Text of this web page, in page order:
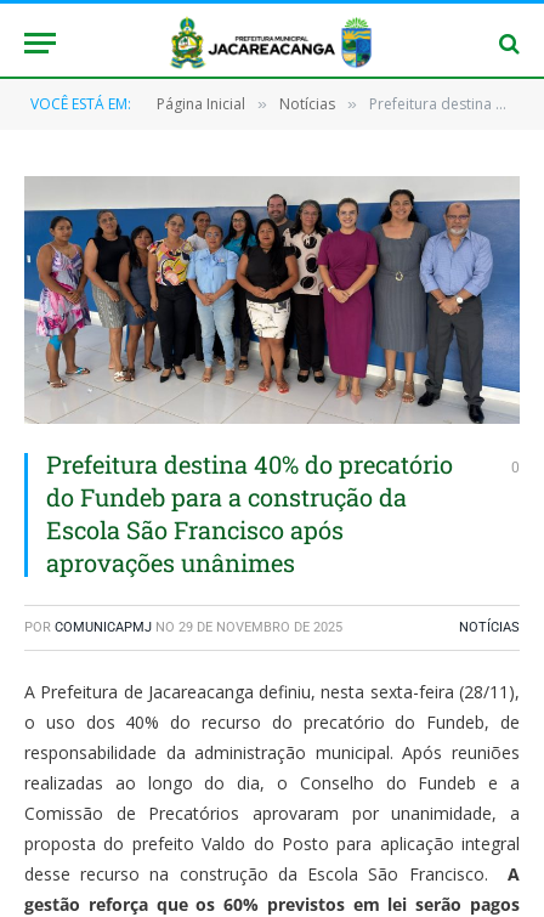
VOCÊ ESTÁ EM: Página Inicial » Notícias » Prefeitura destina 40% do precatório do Fundeb para a construção da Escola São Francisco após aprovações unânimes
Prefeitura destina 40% do precatório
do Fundeb para a construção da
Escola São Francisco após
aprovações unânimes
0
POR COMUNICAPMJ NO 29 DE NOVEMBRO DE 2025 NOTÍCIAS
A Prefeitura de Jacareacanga definiu, nesta sexta-feira (28/11),
o uso dos 40% do recurso do precatório do Fundeb, de
responsabilidade da administração municipal. Após reuniões
realizadas ao longo do dia, o Conselho do Fundeb e a
Comissão de Precatórios aprovaram por unanimidade, a
proposta do prefeito Valdo do Posto para aplicação integral
desse recurso na construção da Escola São Francisco. A
gestão reforça que os 60% previstos em lei serão pagos